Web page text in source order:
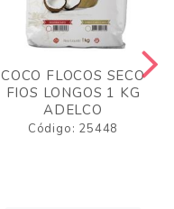
COCO FLOCOS SECO
FIOS LONGOS 1 KG
ADELCO
Código: 25448